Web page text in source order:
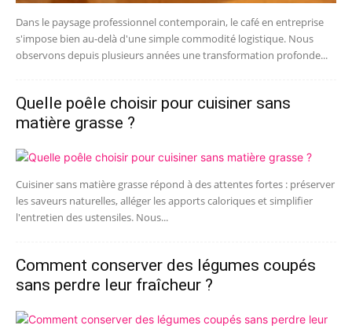
Dans le paysage professionnel contemporain, le café en entreprise
s'impose bien au-delà d'une simple commodité logistique. Nous
observons depuis plusieurs années une transformation profonde...
Quelle poêle choisir pour cuisiner sans
matière grasse ?
Cuisiner sans matière grasse répond à des attentes fortes : préserver
les saveurs naturelles, alléger les apports caloriques et simplifier
l'entretien des ustensiles. Nous...
Comment conserver des légumes coupés
sans perdre leur fraîcheur ?